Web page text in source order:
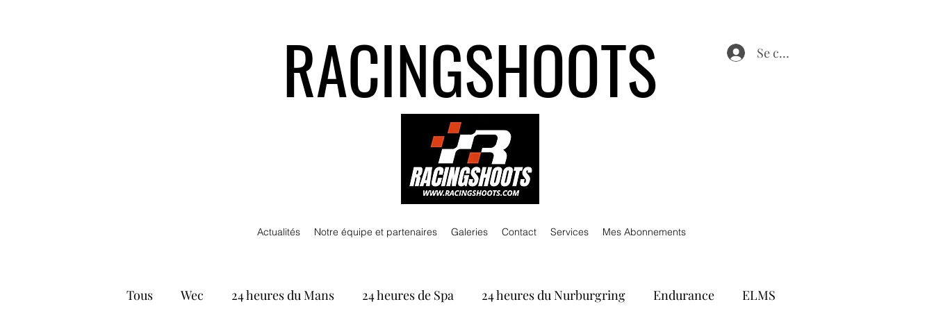
RACINGSHOOTS
Actualités Notre équipe et partenaires Galeries Contact Services Mes Abonnements
Se connecter
Tous Wec 24 heures du Mans 24 heures de Spa 24 heures du Nurburgring Endurance ELMS